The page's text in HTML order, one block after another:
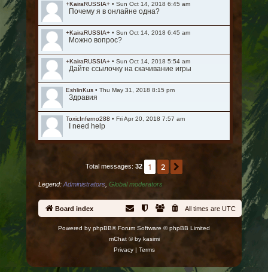
+KairaRUSSIA+ • Sun Oct 14, 2018 6:45 am
Почему я в онлайне одна?
+KairaRUSSIA+ • Sun Oct 14, 2018 6:45 am
Можно вопрос?
+KairaRUSSIA+ • Sun Oct 14, 2018 5:54 am
Дайте ссылочку на скачивание игры
EshlinKus • Thu May 31, 2018 8:15 pm
Здравия
ToxicInferno288 • Fri Apr 20, 2018 7:57 am
I need help
Total messages: 32 1 2
Legend: Administrators Global moderators
Board index All times are UTC
Powered by phpBB® Forum Software © phpBB Limited
mChat © by kasimi
Privacy| Terms